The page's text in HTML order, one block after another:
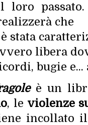
loro
che
stata
libera
bugie
è un
, le violenze
incollato